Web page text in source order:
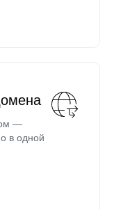
—
в одной